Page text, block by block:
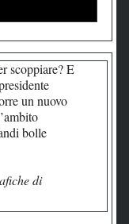
scoppiare? E
un nuovo
bolle
di